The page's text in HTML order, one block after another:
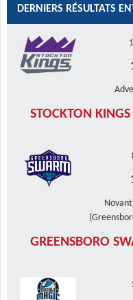
DERNIERS RÉSULTATS
STOCKTON
GREENSBORO